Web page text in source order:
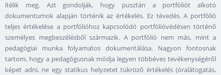
ítélik meg. Azt gondolják, hogy pusztán a portfóliót alkotó
dokumentumok alapján történik az értékelés. Ez tévedés. A portfólió
teljes értékelése a portfólióhoz kapcsolódó portfólióvédésen történő
személyes megbeszélésből származik. A portfólió nem más, mint a
pedagógiai munka folyamatos dokumentálása. Nagyon fontosnak
tartom, hogy a pedagógusnak módja legyen többéves tevékenységéről
képet adni, ne egy statikus helyzetet tükröző értékelés (óralátogatás,